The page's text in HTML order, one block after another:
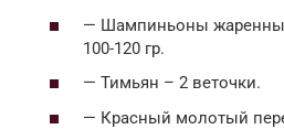
— Шампиньоны
100-120 гр.
— Тимьян – 2 веточки.
— Красный молотый